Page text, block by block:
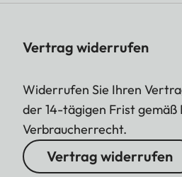
Vertrag widerrufen
Widerrufen Sie Ihren
der 14-tägigen Frist gemäß
Verbraucherrecht.
Vertrag widerrufen